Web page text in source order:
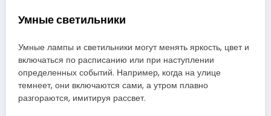
Умные светильники
Умные лампы и светильники могут менять яркость, цвет и
включаться по расписанию или при наступлении
определенных событий. Например, когда на улице
темнеет, они включаются сами, а утром плавно
разгораются, имитируя рассвет.